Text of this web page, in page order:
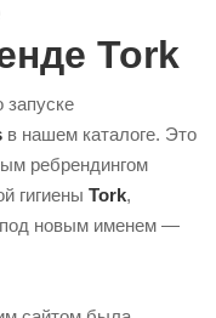
Tork
запуске
в нашем каталоге. Это
ребрендингом
гигиены Tork,
под новым именем —